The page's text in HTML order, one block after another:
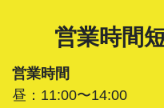
営業時間
営業時間
昼：11:00〜14:00